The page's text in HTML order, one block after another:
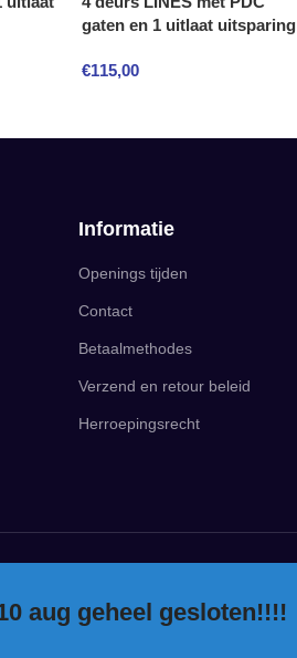
gaten en 1 uitlaat uitsparing
€115,00
Informatie
Openings tijden
Contact
Betaalmethodes
Verzend en retour beleid
Herroepingsrecht
aug geheel gesloten!!!!